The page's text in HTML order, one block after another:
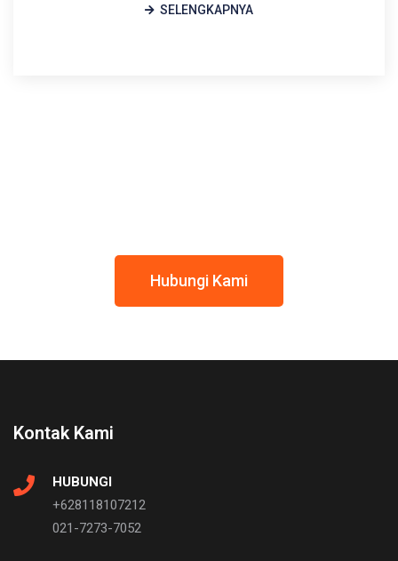
SELENGKAPNYA
Hubungi Kami
Kontak Kami
HUBUNGI
+628118107212
021-7273-7052